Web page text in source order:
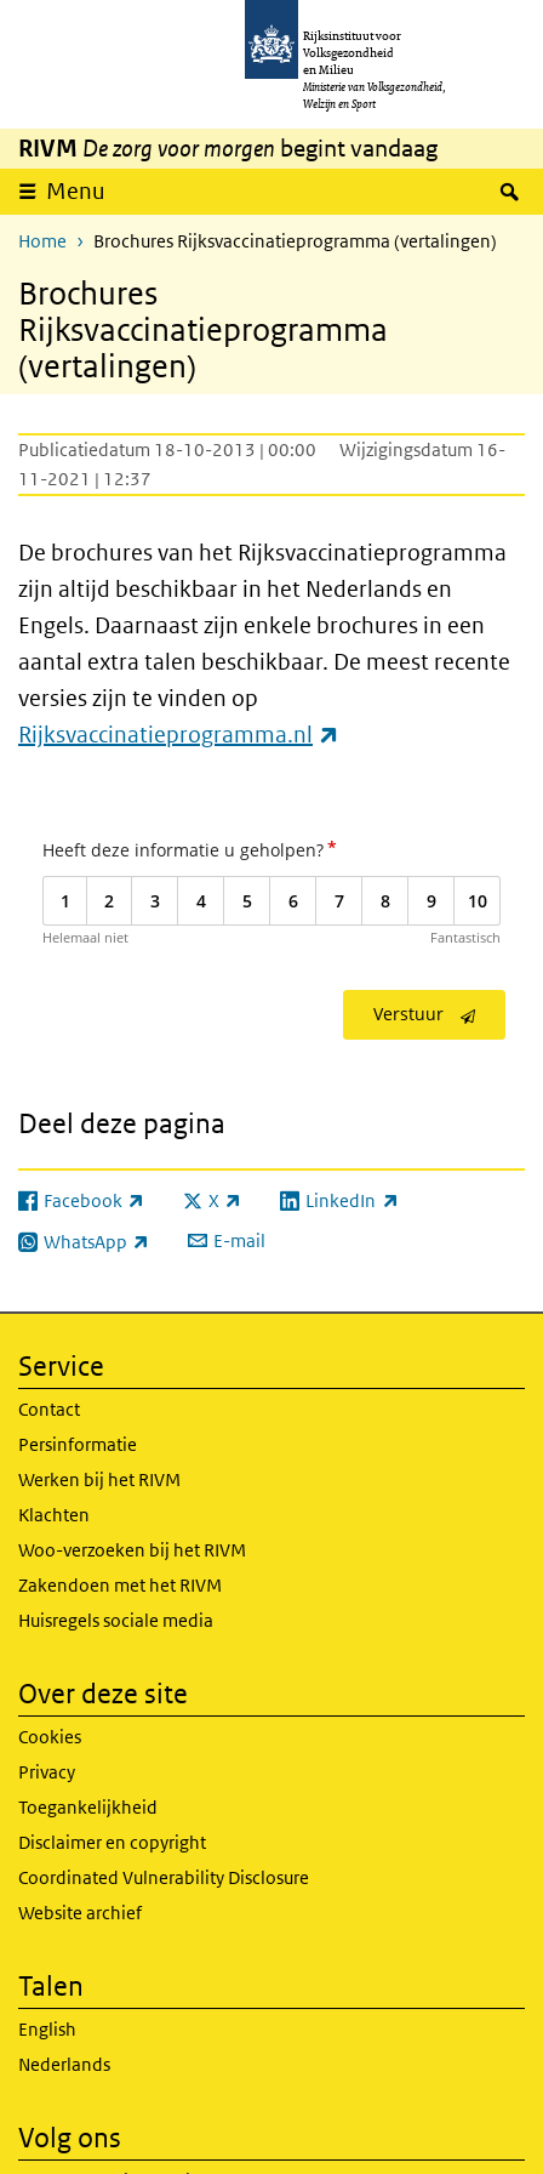
Overslaan en naar de inhoud gaan
Rijksinstituut voor
Volksgezondheid
en Milieu
Ministerie van Volksgezondheid,
Welzijn en Sport
RIVM De zorg voor morgen begint vandaag
Menu
Home Brochures Rijksvaccinatieprogramma (vertalingen)
Brochures
Rijksvaccinatieprogramma
(vertalingen)
Publicatiedatum 18-10-2013 | 00:00
Wijzigingsdatum 16-
11-2021 | 12:37
De brochures van het Rijksvaccinatieprogramma
zijn altijd beschikbaar in het Nederlands en
Engels. Daarnaast zijn enkele brochures in een
aantal extra talen beschikbaar. De meest recente
versies zijn te vinden op
Rijksvaccinatieprogramma.nl
Heeft deze informatie u geholpen?*
1 2 3 4 5 6 7 8 9 10
Helemaal niet Fantastisch
Verstuur
Deel deze pagina
Facebook
(externe link) X
(externe link) LinkedIn
(externe link)
WhatsApp
(externe link) E-mail
Service
Contact
Persinformatie
Werken bij het RIVM
Klachten
Woo-verzoeken bij het RIVM
Zakendoen met het RIVM
Huisregels sociale media
Over deze site
Cookies
Privacy
Toegankelijkheid
Disclaimer en copyright
Coordinated Vulnerability Disclosure
Website archief
Talen
English
Nederlands
Volg ons